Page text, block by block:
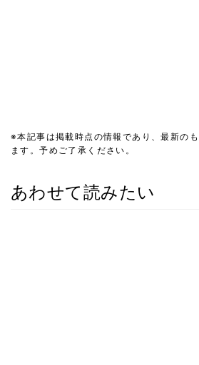
※本記事は掲載時点の情報であり、最新の
ます。予めご了承ください。
あわせて読みたい